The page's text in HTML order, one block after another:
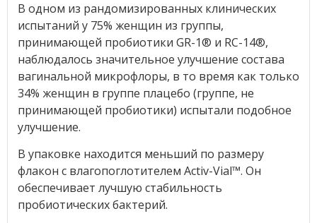
В одном из рандомизированных клинических
испытаний у 75% женщин из группы,
принимающей пробиотики GR-1® и RC-14®,
наблюдалось значительное улучшение состава
вагинальной микрофлоры, в то время как только
34% женщин в группе плацебо (группе, не
принимающей пробиотики) испытали подобное
улучшение.
В упаковке находится меньший по размеру
флакон с влагопоглотителем Activ-Vial™. Он
обеспечивает лучшую стабильность
пробиотических бактерий.